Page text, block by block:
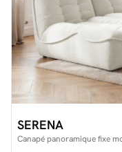
SERENA
Canapé panoramique fixe